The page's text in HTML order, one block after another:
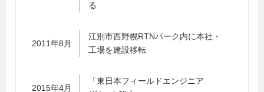
る
2011年8月
江別市西野幌RTNパーク内に本社・
工場を建設移転
2015年4月
「東日本フィールドエンジニア